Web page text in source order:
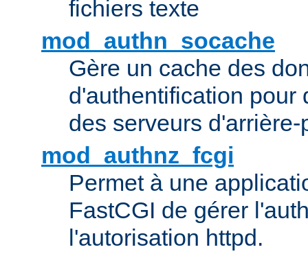
fichiers texte
mod_authn_socache
Gère un cache des
d'authentification pour
des serveurs d'arrière-
mod_authnz_fcgi
Permet à une
FastCGI de gérer
l'autorisation httpd.